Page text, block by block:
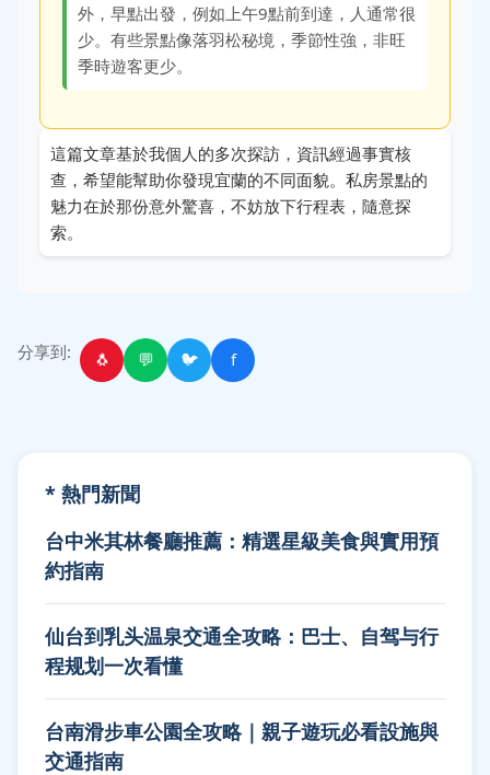
外，早點出發，例如上午9點前到達，人通常很
少。有些景點像落羽松秘境，季節性強，非旺
季時遊客更少。
這篇文章基於我個人的多次探訪，資訊經過事實核
查，希望能幫助你發現宜蘭的不同面貌。私房景點的
魅力在於那份意外驚喜，不妨放下行程表，隨意探
索。
分享到: 🐧 💬 🐦 f
* 熱門新聞
台中米其林餐廳推薦：精選星級美食與實用預
約指南
仙台到乳头温泉交通全攻略：巴士、自驾与行
程规划一次看懂
台南滑步車公園全攻略｜親子遊玩必看設施與
交通指南